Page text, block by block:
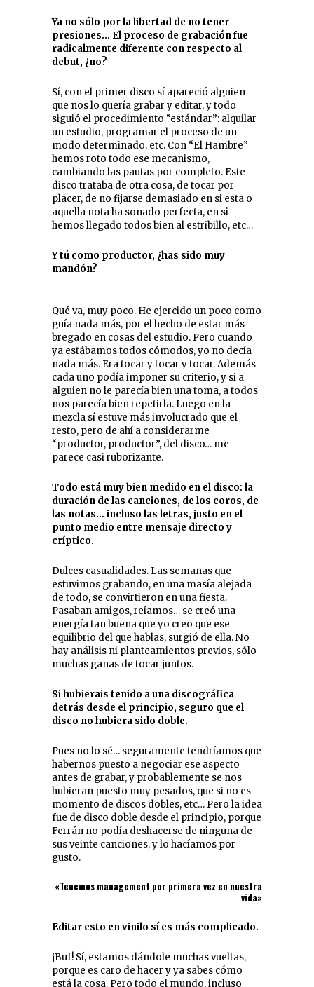
Ya no sólo por la libertad de no tener
presiones… El proceso de grabación fue
radicalmente diferente con respecto al
debut, ¿no?
Sí, con el primer disco sí apareció alguien
que nos lo quería grabar y editar, y todo
siguió el procedimiento “estándar”: alquilar
un estudio, programar el proceso de un
modo determinado, etc. Con “El Hambre”
hemos roto todo ese mecanismo,
cambiando las pautas por completo. Este
disco trataba de otra cosa, de tocar por
placer, de no fijarse demasiado en si esta o
aquella nota ha sonado perfecta, en si
hemos llegado todos bien al estribillo, etc…
Y tú como productor, ¿has sido muy
mandón?
Qué va, muy poco. He ejercido un poco como
guía nada más, por el hecho de estar más
bregado en cosas del estudio. Pero cuando
ya estábamos todos cómodos, yo no decía
nada más. Era tocar y tocar y tocar. Además
cada uno podía imponer su criterio, y si a
alguien no le parecía bien una toma, a todos
nos parecía bien repetirla. Luego en la
mezcla sí estuve más involucrado que el
resto, pero de ahí a considerarme
“productor, productor”, del disco… me
parece casi ruborizante.
Todo está muy bien medido en el disco: la
duración de las canciones, de los coros, de
las notas… incluso las letras, justo en el
punto medio entre mensaje directo y
críptico.
Dulces casualidades. Las semanas que
estuvimos grabando, en una masía alejada
de todo, se convirtieron en una fiesta.
Pasaban amigos, reíamos… se creó una
energía tan buena que yo creo que ese
equilibrio del que hablas, surgió de ella. No
hay análisis ni planteamientos previos, sólo
muchas ganas de tocar juntos.
Si hubierais tenido a una discográfica
detrás desde el principio, seguro que el
disco no hubiera sido doble.
Pues no lo sé… seguramente tendríamos que
habernos puesto a negociar ese aspecto
antes de grabar, y probablemente se nos
hubieran puesto muy pesados, que si no es
momento de discos dobles, etc… Pero la idea
fue de disco doble desde el principio, porque
Ferrán no podía deshacerse de ninguna de
sus veinte canciones, y lo hacíamos por
gusto.
«Tenemos management por primera vez en nuestra
vida»
Editar esto en vinilo sí es más complicado.
¡Buf! Sí, estamos dándole muchas vueltas,
porque es caro de hacer y ya sabes cómo
está la cosa. Pero todo el mundo, incluso